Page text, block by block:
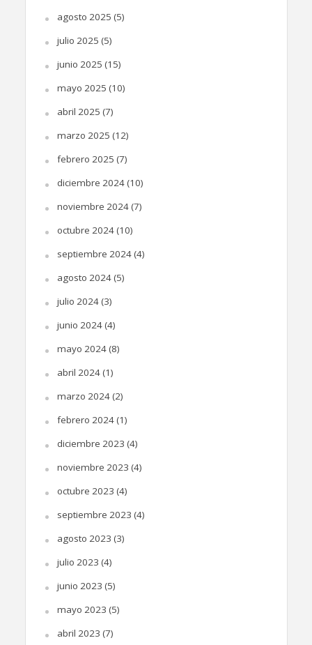
agosto 2025 (5)
julio 2025 (5)
junio 2025 (15)
mayo 2025 (10)
abril 2025 (7)
marzo 2025 (12)
febrero 2025 (7)
diciembre 2024(10)
noviembre 2024(7)
octubre 2024(10)
septiembre 2024(4)
agosto 2024(5)
julio 2024(3)
junio 2024(4)
mayo 2024(8)
abril 2024(1)
marzo 2024(2)
febrero 2024(1)
diciembre 2023 (4)
noviembre 2023 (4)
octubre 2023 (4)
septiembre 2023 (4)
agosto 2023 (3)
julio 2023 (4)
junio 2023 (5)
mayo 2023 (5)
abril 2023 (7)